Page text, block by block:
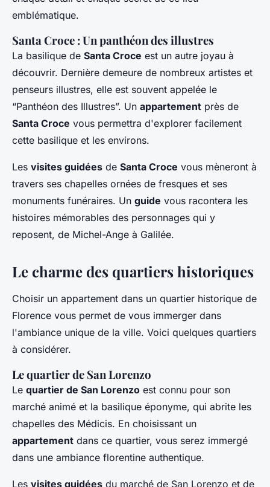
emblématique.
Santa Croce : Un panthéon des illustres
La basilique de Santa Croce est un autre joyau à
découvrir. Dernière demeure de nombreux artistes et
penseurs illustres, elle est souvent appelée le
“Panthéon des Illustres”. Un appartement près de
Santa Croce vous permettra d'explorer facilement
cette basilique et les environs.
Les visites guidées de Santa Croce vous mèneront à
travers ses chapelles ornées de fresques et ses
monuments funéraires. Un guide vous racontera les
histoires mémorables des personnages qui y
reposent, de Michel-Ange à Galilée.
Le charme des quartiers historiques
Choisir un appartement dans un quartier historique de
Florence vous permet de vous immerger dans
l'ambiance unique de la ville. Voici quelques quartiers
à considérer.
Le quartier de San Lorenzo
Le quartier de San Lorenzo est connu pour son
marché animé et la basilique éponyme, qui abrite les
chapelles des Médicis. En choisissant un
appartement dans ce quartier, vous serez immergé
dans une ambiance florentine authentique.
Les visites guidées du marché de San Lorenzo et de